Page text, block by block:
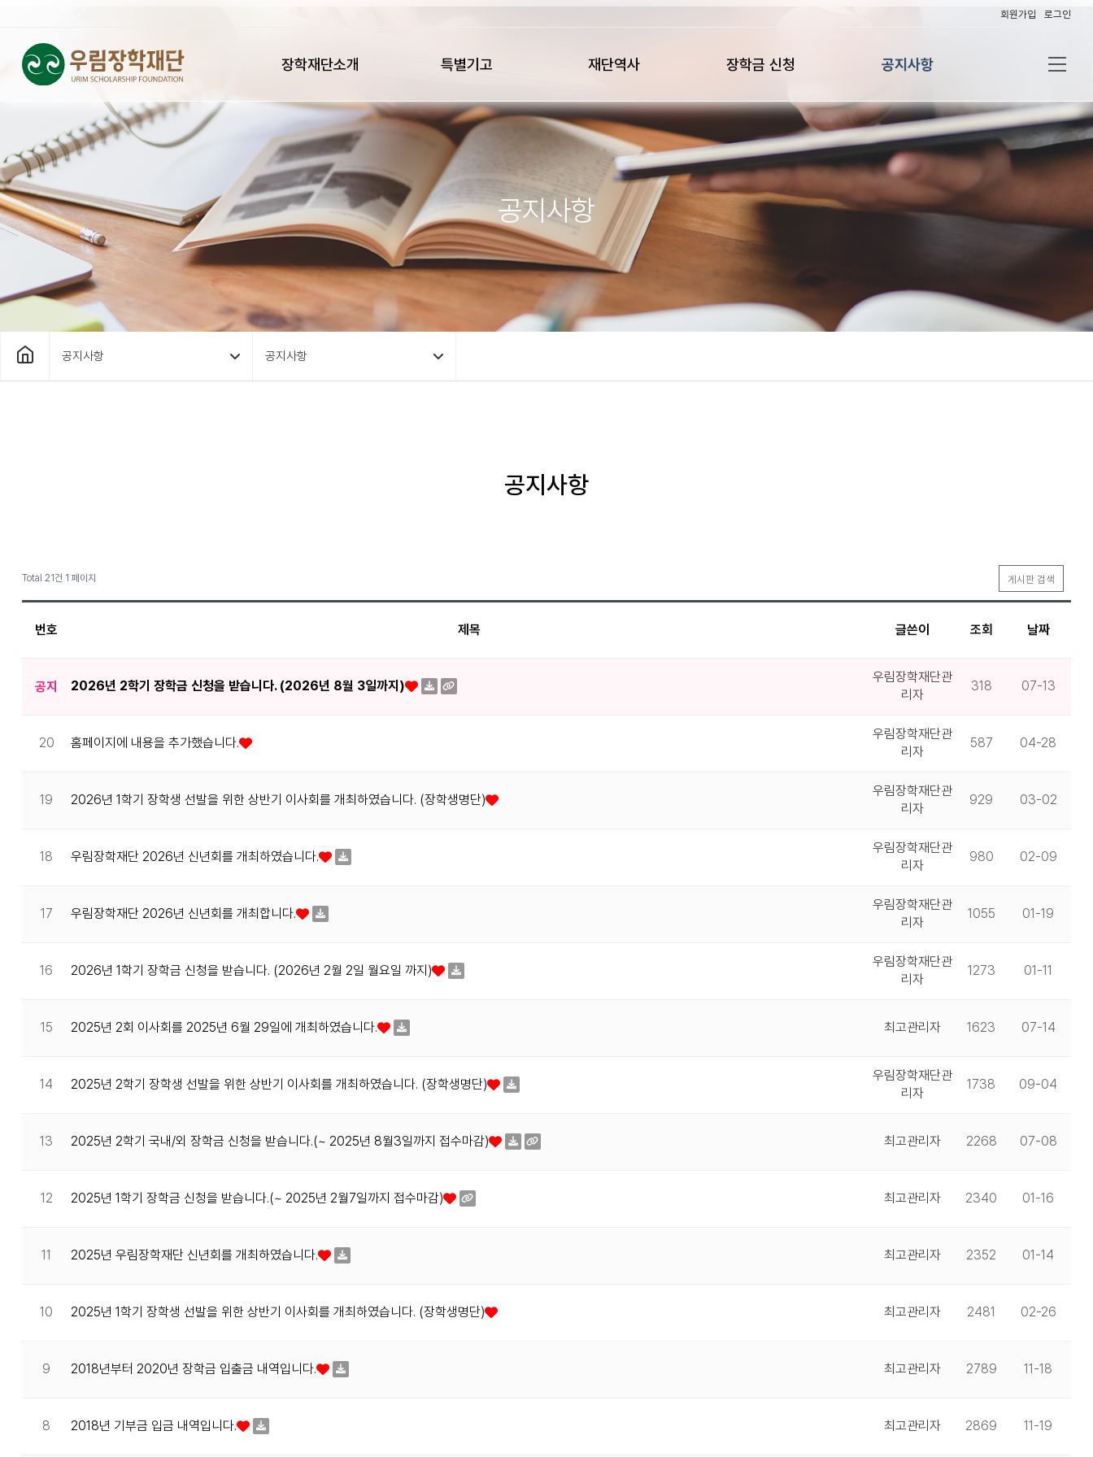
회원가입 로그인
장학재단소개 특별기고 재단역사 장학금 신청 공지사항
공지사항
공지사항 공지사항
공지사항
Total 21건 1 페이지 게시판 검색
번호 제목 글쓴이 조회 날짜
공지 2026년 2학기 장학금 신청을 받습니다. (2026년 8월 3일까지)
우림장학재단관
리자
318 07-13
20 홈페이지에 내용을 추가했습니다.
우림장학재단관
리자
587 04-28
19 2026년 1학기 장학생 선발을 위한 상반기 이사회를 개최하였습니다. (장학생명단)
우림장학재단관
리자
929 03-02
18 우림장학재단 2026년 신년회를 개최하였습니다.
우림장학재단관
리자
980 02-09
17 우림장학재단 2026년 신년회를 개최합니다.
우림장학재단관
리자
1055 01-19
16 2026년 1학기 장학금 신청을 받습니다. (2026년 2월 2일 월요일 까지)
우림장학재단관
리자
1273 01-11
15 2025년 2회 이사회를 2025년 6월 29일에 개최하였습니다. 최고관리자 1623 07-14
14 2025년 2학기 장학생 선발을 위한 상반기 이사회를 개최하였습니다. (장학생명단)
우림장학재단관
리자
1738 09-04
13 2025년 2학기 국내/외 장학금 신청을 받습니다.(~ 2025년 8월3일까지 접수마감) 최고관리자 2268 07-08
12 2025년 1학기 장학금 신청을 받습니다.(~ 2025년 2월7일까지 접수마감) 최고관리자 2340 01-16
11 2025년 우림장학재단 신년회를 개최하였습니다. 최고관리자 2352 01-14
10 2025년 1학기 장학생 선발을 위한 상반기 이사회를 개최하였습니다. (장학생명단) 최고관리자 2481 02-26
9 2018년부터 2020년 장학금 입출금 내역입니다. 최고관리자 2789 11-18
8 2018년 기부금 입금 내역입니다. 최고관리자 2869 11-19